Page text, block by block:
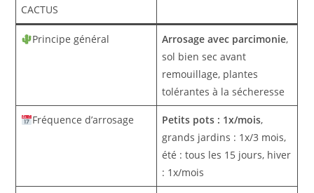
CACTUS
Principe général Arrosage avec parcimonie,
sol bien sec avant
remouillage, plantes
tolérantes à la sécheresse
Fréquence d’arrosage Petits pots : 1x/mois,
grands jardins : 1x/3 mois,
été : tous les 15 jours, hiver
: 1x/mois